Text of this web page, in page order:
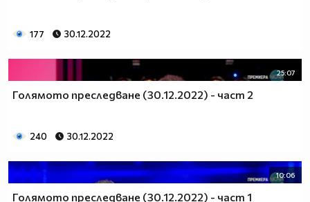
177 30.12.2022
25:07
Голямото преследване (30.12.2022) - част 2
240 30.12.2022
10:06
Голямото преследване (30.12.2022) - част 1